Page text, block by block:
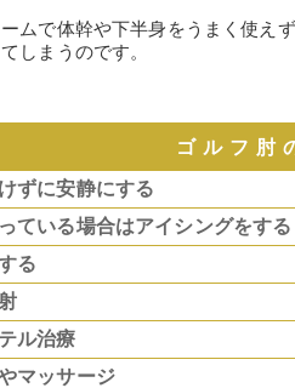
ムで体幹や下半身をうまく使え
しまうのです。
ゴルフ肘
ずに安静にする
ている場合はアイシングをする
る
ル治療
マッサージ